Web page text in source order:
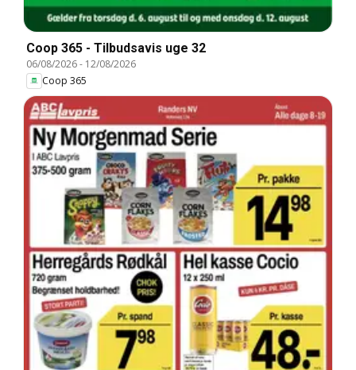
Coop 365 - Tilbudsavis uge 32
06/08/2026- 12/08/2026
Coop 365